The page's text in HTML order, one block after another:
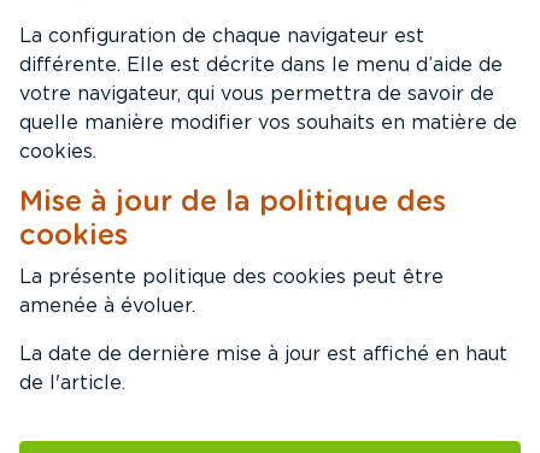
La configuration de chaque navigateur est
différente. Elle est décrite dans le menu d’aide de
votre navigateur, qui vous permettra de savoir de
quelle manière modifier vos souhaits en matière de
cookies.
Mise à jour de la politique des
cookies
La présente politique des cookies peut être
amenée à évoluer.
La date de dernière mise à jour est affiché en haut
de l'article.